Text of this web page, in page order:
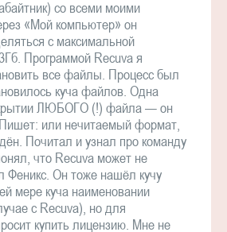
со всеми моими
«Мой компьютер» он
с максимальной
Программой Recuva я
все файлы. Процесс был
куча файлов. Одна
ЛЮБОГО (!) файла — он
или нечитаемый формат,
Почитал и узнал про команду
что Recuva может не
Феникс. Он тоже нашёл кучу
мере куча наименовании
с Recuva), но для
купить лицензию. Мне не